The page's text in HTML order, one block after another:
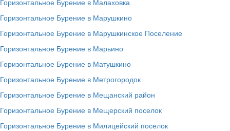
Горизонтальное Бурение в Малаховка
Горизонтальное Бурение в Марушкино
Горизонтальное Бурение в Марушкинское Поселение
Горизонтальное Бурение в Марьино
Горизонтальное Бурение в Матушкино
Горизонтальное Бурение в Метрогородок
Горизонтальное Бурение в Мещанский район
Горизонтальное Бурение в Мещерский поселок
Горизонтальное Бурение в Милицейский поселок